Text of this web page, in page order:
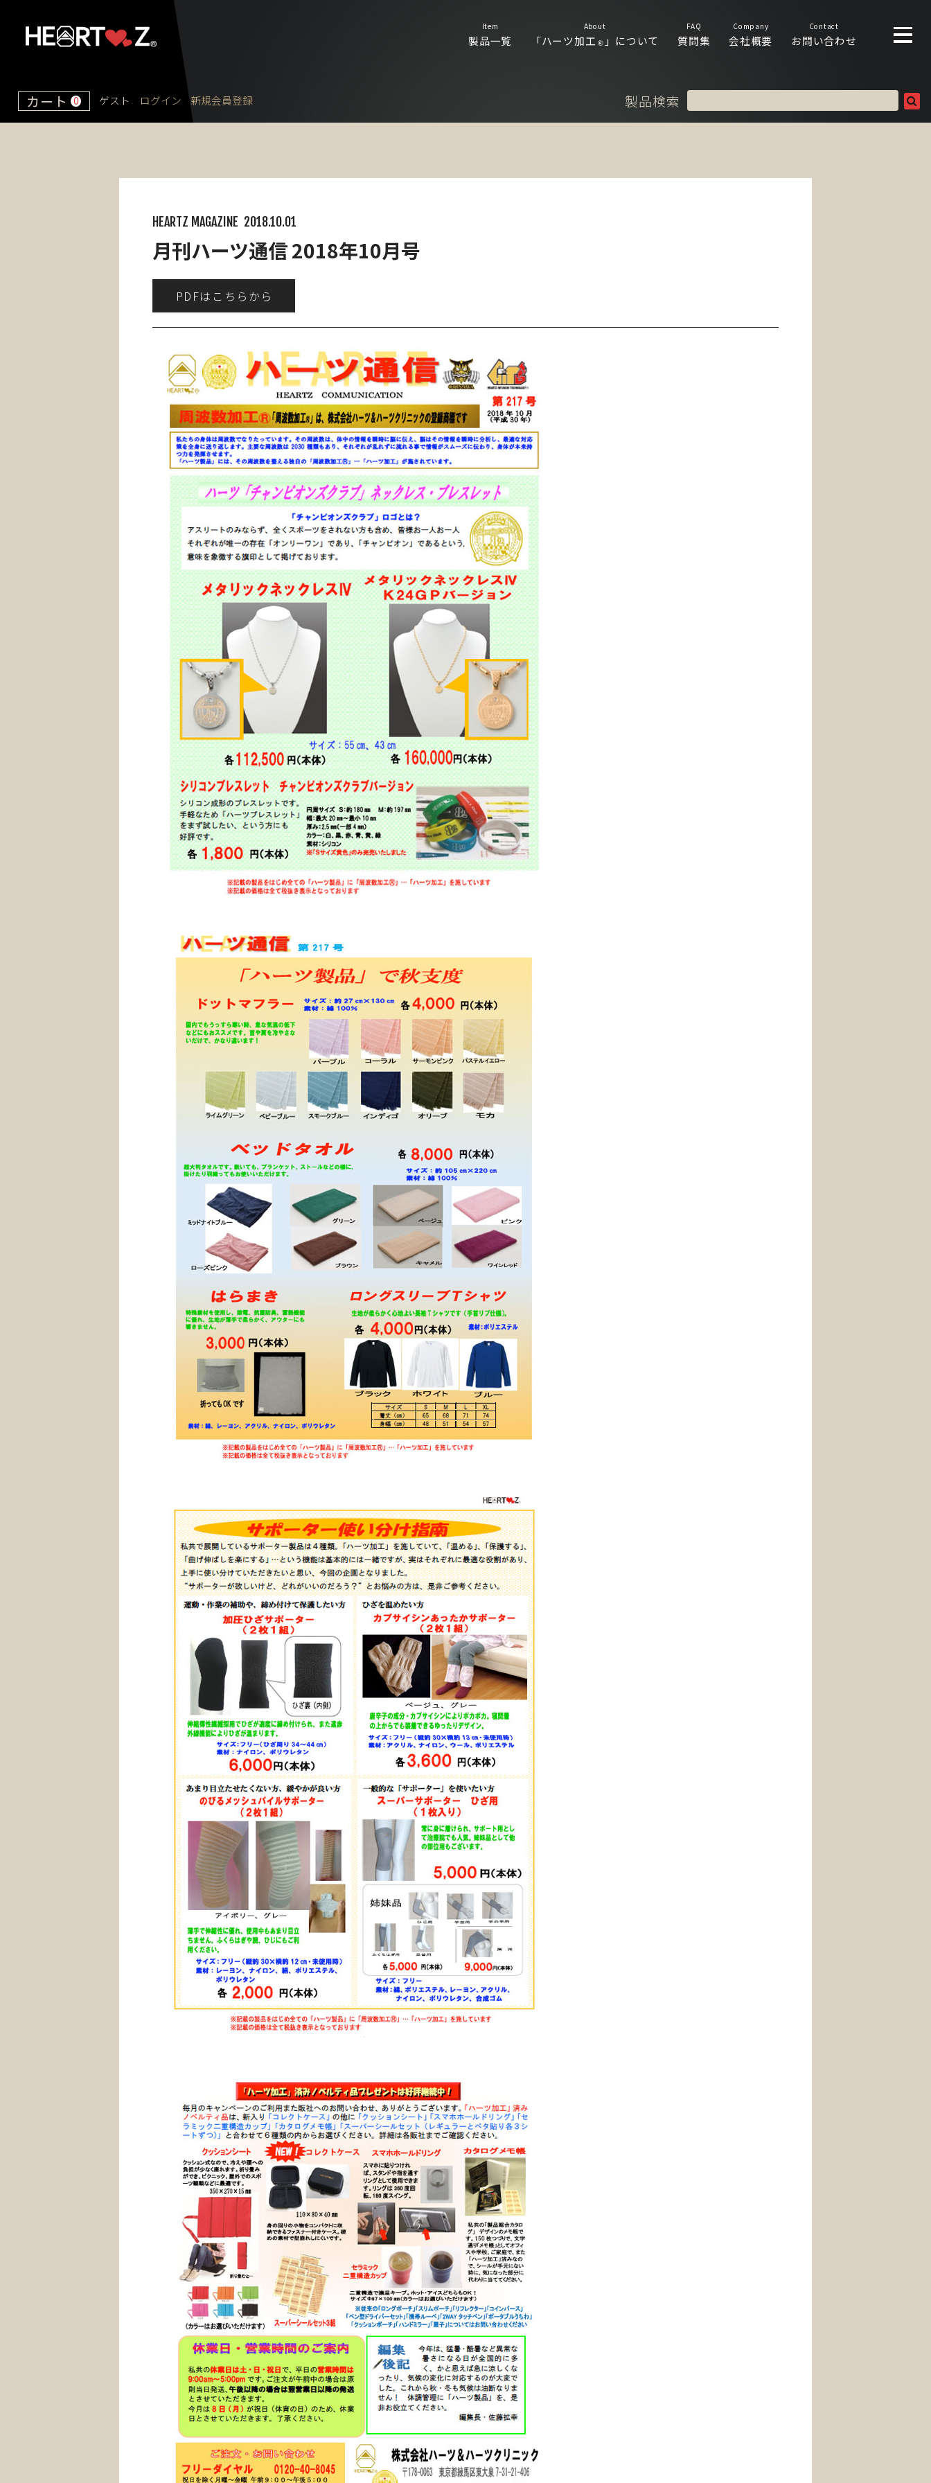
Item
製品一覧
About
「ハーツ加工 Ⓡ 」について
FAQ
質問集
Company
会社概要
Contact
お問い合わせ
カート 0 ゲスト ログイン 新規会員登録 製品検索
HEARTZ MAGAZINE 2018.10.01
月刊ハーツ通信 2018年10月号
PDFはこちらから